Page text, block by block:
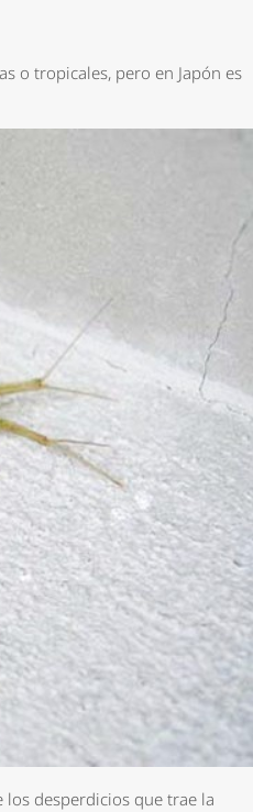
o tropicales, pero en Japón es
los desperdicios que trae la